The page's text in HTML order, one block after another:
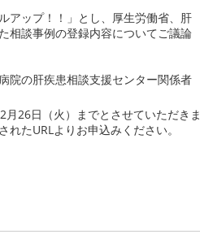
アップ！！」とし、厚生労働省、肝
相談事例の登録内容についてご議論
院の肝疾患相談支援センター関係者
26日（火）までとさせていただきま
たURLよりお申込みください。